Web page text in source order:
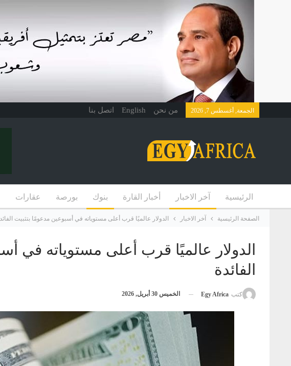
الجمعة, أغسطس 7, 2026 من نحن English اتصل بنا
الرئيسية آخر الاخبار أخبار القارة بنوك بورصة عقارات
الصفحة الرئيسية آخر الاخبار الدولار عالميًا قرب أعلى مستوياته في أسبوعين مدعومًا بتثبيت
الدولار عالميًا قرب أعلى مستوياته في
الفائدة
كتب Egy Africa الخميس 30 أبريل, 2026